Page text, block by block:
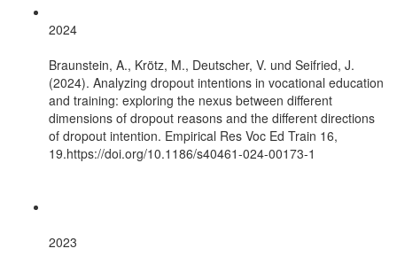
2024
Braunstein, A., Krötz, M., Deutscher, V. und Seifried, J.
(2024). Analyzing dropout intentions in vocational education
and training: exploring the nexus between different
dimensions of dropout reasons and the different directions
of dropout intention. Empirical Res Voc Ed Train 16,
19.https://doi.org/10.1186/s40461-024-00173-1
2023